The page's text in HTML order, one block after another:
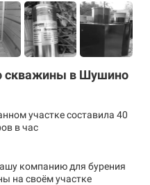
скважины в Шушино
участке составила 40
в час
компанию для бурения
на своём участке